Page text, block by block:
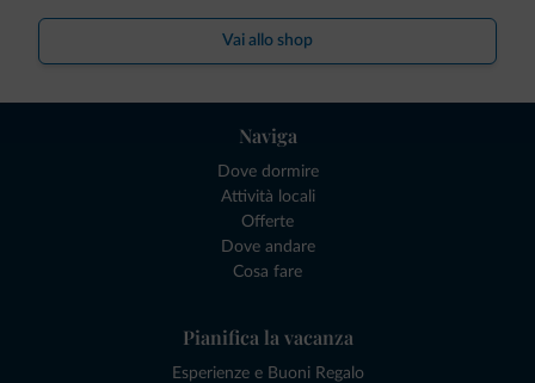
Vai allo shop
Naviga
Dove dormire
Attività locali
Offerte
Dove andare
Cosa fare
Pianifica la vacanza
Esperienze e Buoni Regalo